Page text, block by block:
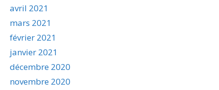
avril 2021
mars 2021
février 2021
janvier 2021
décembre 2020
novembre 2020